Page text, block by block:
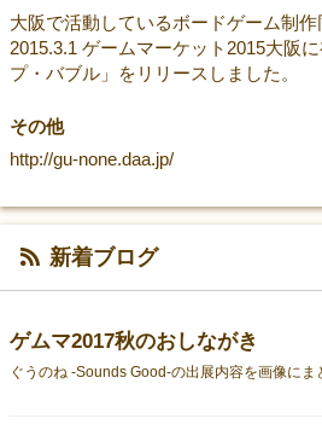
大阪で活動しているボードゲーム制作
2015.3.1 ゲームマーケット2015大阪
プ・バブル」をリリースしました。
その他
http://gu-none.daa.jp/
新着ブログ
ゲムマ2017秋のおしながき